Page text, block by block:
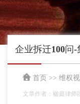
企业拆迁100问
首页 >> 维权
文章作者：楹庭律师